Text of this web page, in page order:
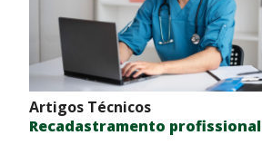
Artigos Técnicos
Recadastramento profissional